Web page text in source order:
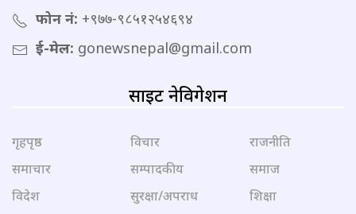
फोन नं: +९७७-९८५१२५४६९४
ई-मेल: gonewsnepal@gmail.com
साइट नेविगेशन
गृहपृष्ठ
समाचार
विदेश
विचार
सम्पादकीय
सुरक्षा/अपराध
राजनीति
समाज
शिक्षा